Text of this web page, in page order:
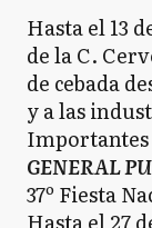
Hasta el 13
de la C.
de cebada
y a las
Importantes
GENERAL
37º Fiesta
Hasta el 27